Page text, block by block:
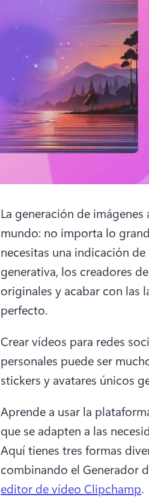
La generación de
mundo: no importa lo
necesitas una indicación de
generativa, los creadores
originales y acabar con las
perfecto.
Crear vídeos para redes
personales puede ser
stickers y avatares únicos
Aprende a usar la
Aquí tienes tres formas
combinando el Generador
editor de vídeo Clipchamp.